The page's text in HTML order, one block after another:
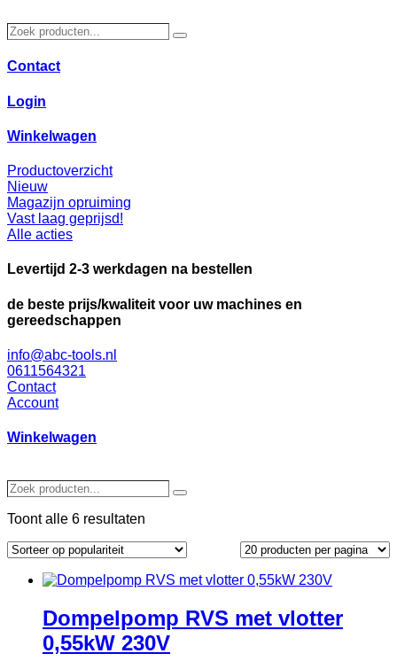
naar
inhoud
Zoek
Zoeken
Contact
Login
Winkelwagen
Productoverzicht
Nieuw
Magazijn opruiming
Vast laag geprijsd!
Alle acties
Levertijd 2-3 werkdagen na bestellen
de beste prijs/kwaliteit voor uw machines en
gereedschappen
info@abc-tools.nl
0611564321
Contact
Account
Winkelwagen
Zoek
Zoeken
Toont alle 6 resultaten
populariteit
Dompelpomp RVS met vlotter
0,55kW 230V